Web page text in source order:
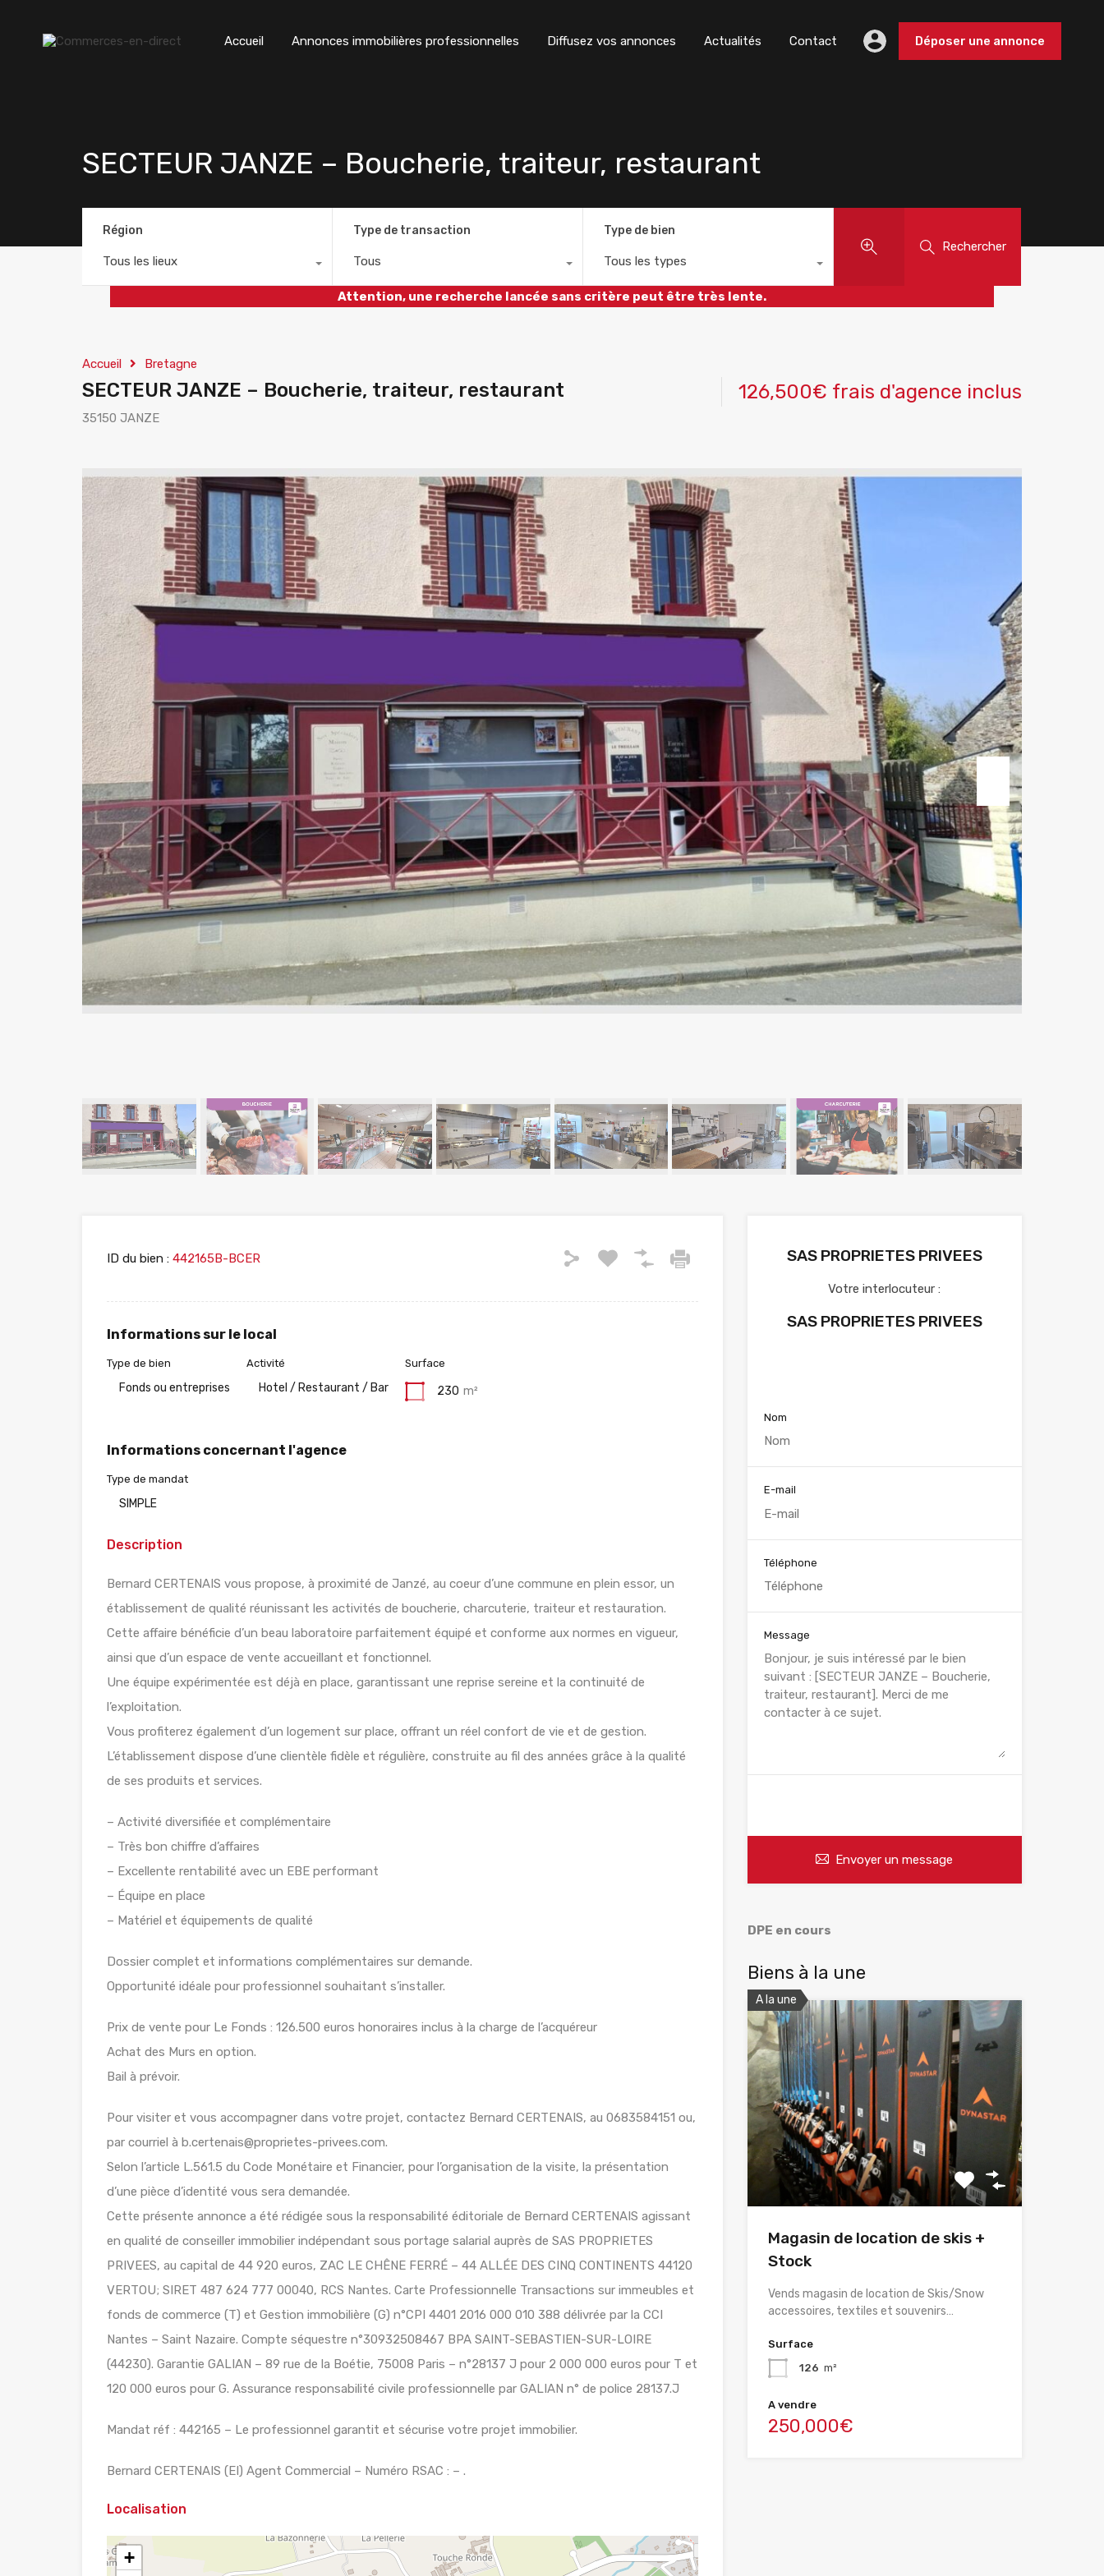
Accueil Annonces immobilières professionnelles Diffusez vos annonces Actualités Contact Déposer une annonce
SECTEUR JANZE – Boucherie, traiteur, restaurant
Région
Tous les lieux
Type de transaction
Tous
Type de bien
Tous les types
Rechercher
Attention, une recherche lancée sans critère peut être très lente.
Accueil Bretagne
SECTEUR JANZE – Boucherie, traiteur, restaurant
35150 JANZE
126,500€ frais d'agence inclus
ID du bien : 442165B-BCER
Informations sur le local
Type de bien
Fonds ou entreprises
Activité
Hotel / Restaurant / Bar
Surface
230 m²
Informations concernant l'agence
Type de mandat
SIMPLE
Description
Bernard CERTENAIS vous propose, à proximité de Janzé, au coeur d’une commune en plein essor, un
établissement de qualité réunissant les activités de boucherie, charcuterie, traiteur et restauration.
Cette affaire bénéficie d’un beau laboratoire parfaitement équipé et conforme aux normes en vigueur,
ainsi que d’un espace de vente accueillant et fonctionnel.
Une équipe expérimentée est déjà en place, garantissant une reprise sereine et la continuité de
l’exploitation.
Vous profiterez également d’un logement sur place, offrant un réel confort de vie et de gestion.
L’établissement dispose d’une clientèle fidèle et régulière, construite au fil des années grâce à la qualité
de ses produits et services.
– Activité diversifiée et complémentaire
– Très bon chiffre d’affaires
– Excellente rentabilité avec un EBE performant
– Équipe en place
– Matériel et équipements de qualité
Dossier complet et informations complémentaires sur demande.
Opportunité idéale pour professionnel souhaitant s’installer.
Prix de vente pour Le Fonds : 126.500 euros honoraires inclus à la charge de l’acquéreur
Achat des Murs en option.
Bail à prévoir.
Pour visiter et vous accompagner dans votre projet, contactez Bernard CERTENAIS, au 0683584151 ou,
par courriel à b.certenais@proprietes-privees.com.
Selon l’article L.561.5 du Code Monétaire et Financier, pour l’organisation de la visite, la présentation
d’une pièce d’identité vous sera demandée.
Cette présente annonce a été rédigée sous la responsabilité éditoriale de Bernard CERTENAIS agissant
en qualité de conseiller immobilier indépendant sous portage salarial auprès de SAS PROPRIETES
PRIVEES, au capital de 44 920 euros, ZAC LE CHÊNE FERRÉ – 44 ALLÉE DES CINQ CONTINENTS 44120
VERTOU; SIRET 487 624 777 00040, RCS Nantes. Carte Professionnelle Transactions sur immeubles et
fonds de commerce (T) et Gestion immobilière (G) n°CPI 4401 2016 000 010 388 délivrée par la CCI
Nantes – Saint Nazaire. Compte séquestre n°30932508467 BPA SAINT-SEBASTIEN-SUR-LOIRE
(44230). Garantie GALIAN – 89 rue de la Boétie, 75008 Paris – n°28137 J pour 2 000 000 euros pour T et
120 000 euros pour G. Assurance responsabilité civile professionnelle par GALIAN n° de police 28137.J
Mandat réf : 442165 – Le professionnel garantit et sécurise votre projet immobilier.
Bernard CERTENAIS (EI) Agent Commercial – Numéro RSAC : – .
Localisation
+
SAS PROPRIETES PRIVEES
Votre interlocuteur :
SAS PROPRIETES PRIVEES
Nom
E-mail
Téléphone
Message
Envoyer un message
DPE en cours
Biens à la une
A la une
Magasin de location de skis +
Stock
Vends magasin de location de Skis/Snow
accessoires, textiles et souvenirs…
Surface
126 m²
A vendre
250,000€